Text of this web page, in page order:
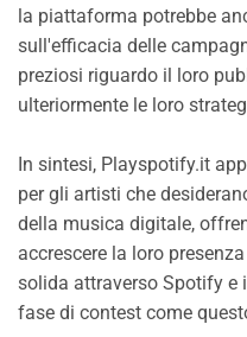
la piattaforma potrebbe
sull'efficacia delle
preziosi riguardo il loro
ulteriormente le loro
In sintesi, Playspotify.it
per gli artisti che
della musica digitale,
accrescere la loro
solida attraverso Spotify e
fase di contest come